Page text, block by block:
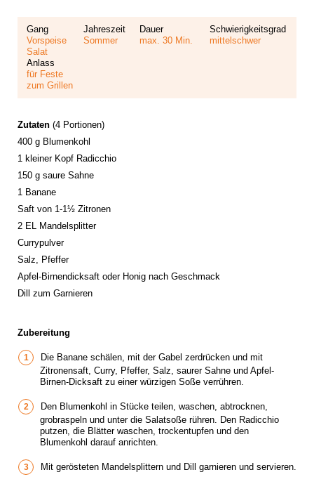
Gang
Vorspeise
Salat
Jahreszeit
Sommer
Dauer
max. 30 Min.
Schwierigkeitsgrad
mittelschwer
Anlass
für Feste
zum Grillen
Zutaten (4 Portionen)
400 g Blumenkohl
1 kleiner Kopf Radicchio
150 g saure Sahne
1 Banane
Saft von 1-1½ Zitronen
2 EL Mandelsplitter
Currypulver
Salz, Pfeffer
Apfel-Birnendicksaft oder Honig nach Geschmack
Dill zum Garnieren
Zubereitung
Die Banane schälen, mit der Gabel zerdrücken und mit
Zitronensaft, Curry, Pfeffer, Salz, saurer Sahne und Apfel-
Birnen-Dicksaft zu einer würzigen Soße verrühren.
Den Blumenkohl in Stücke teilen, waschen, abtrocknen,
grobraspeln und unter die Salatsoße rühren. Den Radicchio
putzen, die Blätter waschen, trockentupfen und den
Blumenkohl darauf anrichten.
Mit gerösteten Mandelsplittern und Dill garnieren und servieren.